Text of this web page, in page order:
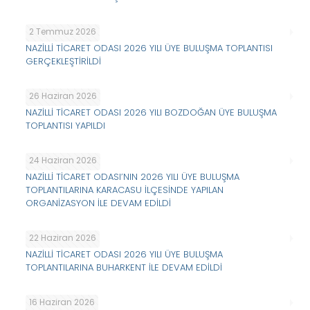
2 Temmuz 2026
NAZİLLİ TİCARET ODASI 2026 YILI ÜYE BULUŞMA TOPLANTISI
GERÇEKLEŞTİRİLDİ
26 Haziran 2026
NAZİLLİ TİCARET ODASI 2026 YILI BOZDOĞAN ÜYE BULUŞMA
TOPLANTISI YAPILDI
24 Haziran 2026
NAZİLLİ TİCARET ODASI’NIN 2026 YILI ÜYE BULUŞMA
TOPLANTILARINA KARACASU İLÇESİNDE YAPILAN
ORGANİZASYON İLE DEVAM EDİLDİ
22 Haziran 2026
NAZİLLİ TİCARET ODASI 2026 YILI ÜYE BULUŞMA
TOPLANTILARINA BUHARKENT İLE DEVAM EDİLDİ
16 Haziran 2026